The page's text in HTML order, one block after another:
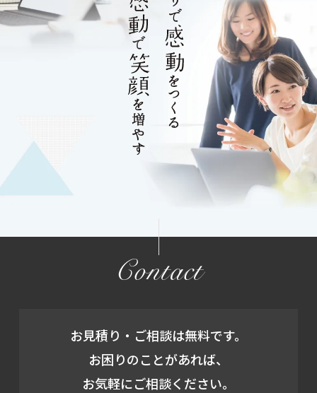
Contact
お見積り・ご相談は無料です。
お困りのことがあれば、
お気軽にご相談ください。